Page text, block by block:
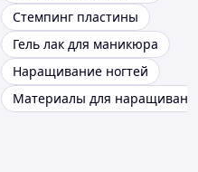
Стемпинг пластины
Гель лак для маникюра
Наращивание ногтей
Материалы для